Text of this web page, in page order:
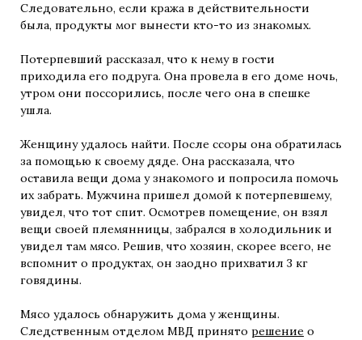
Следовательно, если кража в действительности
была, продукты мог вынести кто-то из знакомых.
Потерпевший рассказал, что к нему в гости
приходила его подруга. Она провела в его доме ночь,
утром они поссорились, после чего она в спешке
ушла.
Женщину удалось найти. После ссоры она обратилась
за помощью к своему дяде. Она рассказала, что
оставила вещи дома у знакомого и попросила помочь
их забрать. Мужчина пришел домой к потерпевшему,
увидел, что тот спит. Осмотрев помещение, он взял
вещи своей племянницы, забрался в холодильник и
увидел там мясо. Решив, что хозяин, скорее всего, не
вспомнит о продуктах, он заодно прихватил 3 кг
говядины.
Мясо удалось обнаружить дома у женщины.
Следственным отделом МВД принято решение о